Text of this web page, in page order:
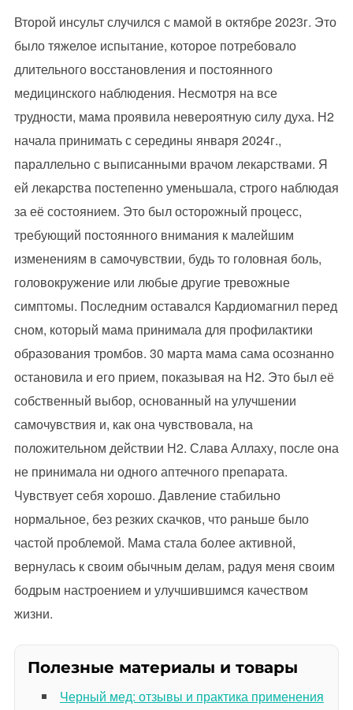
Второй инсульт случился с мамой в октябре 2023г. Это
было тяжелое испытание, которое потребовало
длительного восстановления и постоянного
медицинского наблюдения. Несмотря на все
трудности, мама проявила невероятную силу духа. Н2
начала принимать с середины января 2024г.,
параллельно с выписанными врачом лекарствами. Я
ей лекарства постепенно уменьшала, строго наблюдая
за её состоянием. Это был осторожный процесс,
требующий постоянного внимания к малейшим
изменениям в самочувствии, будь то головная боль,
головокружение или любые другие тревожные
симптомы. Последним оставался Кардиомагнил перед
сном, который мама принимала для профилактики
образования тромбов. 30 марта мама сама осознанно
остановила и его прием, показывая на Н2. Это был её
собственный выбор, основанный на улучшении
самочувствия и, как она чувствовала, на
положительном действии Н2. Слава Аллаху, после она
не принимала ни одного аптечного препарата.
Чувствует себя хорошо. Давление стабильно
нормальное, без резких скачков, что раньше было
частой проблемой. Мама стала более активной,
вернулась к своим обычным делам, радуя меня своим
бодрым настроением и улучшившимся качеством
жизни.
Полезные материалы и товары
Черный мед: отзывы и практика применения